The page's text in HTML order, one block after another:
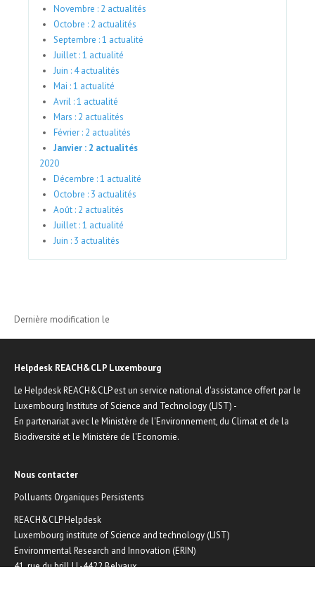
Novembre : 2 actualités
Octobre : 2 actualités
Septembre : 1 actualité
Juillet : 1 actualité
Juin : 4 actualités
Mai : 1 actualité
Avril : 1 actualité
Mars : 2 actualités
Février : 2 actualités
Janvier : 2 actualités
2020
Décembre : 1 actualité
Octobre : 3 actualités
Août : 2 actualités
Juillet : 1 actualité
Juin : 3 actualités
Dernière modification le
Helpdesk REACH&CLP Luxembourg
Le Helpdesk REACH&CLP est un service national d'assistance offert par le
Luxembourg Institute of Science and Technology (LIST) -
En partenariat avec le Ministère de l'Environnement, du Climat et de la
Biodiversité et le Ministère de l'Economie.
Nous contacter
Polluants Organiques Persistents
REACH&CLP Helpdesk
Luxembourg institute of Science and technology (LIST)
Environmental Research and Innovation (ERIN)
41, rue du brill | L-4422 Belvaux